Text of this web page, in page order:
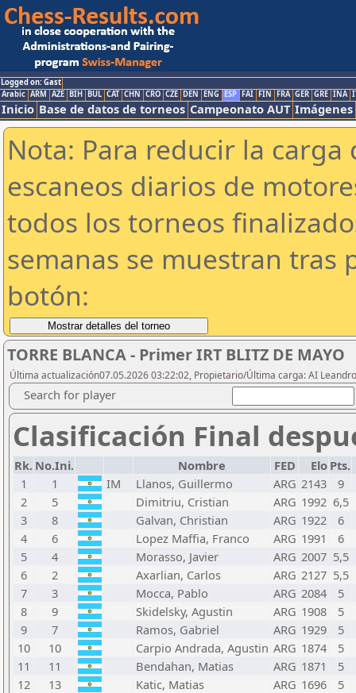
Logged on: Gast
Arabic ARM AZE BIH BUL CAT CHN CRO CZE DEN ENG ESP FAI FIN FRA GER GRE INA
Inicio Base de datos de torneos Campeonato AUT Imágenes
Nota: Para reducir la
escaneos diarios de
todos los torneos
semanas se muestran tras
botón:
TORRE BLANCA - Primer IRT BLITZ DE MAYO
Última actualización07.05.2026 03:22:02, Propietario/Última carga: AI
Search for player
Clasificación Final
Rk. No.Ini. Nombre FED Elo Pts.
1
1 IM Llanos, Guillermo ARG 2143
9
2
5 Dimitriu, Cristian ARG 1992 6,5
3
8 Galvan, Christian ARG 1922
6
4
6 Lopez Maffia, Franco ARG 1991
6
5
4 Morasso, Javier ARG 2007 5,5
6
2 Axarlian, Carlos ARG 2127 5,5
7
3 Mocca, Pablo ARG 2084
5
8
9 Skidelsky, Agustin ARG 1908
5
9
7 Ramos, Gabriel ARG 1929
5
10
10 Carpio Andrada, Agustin ARG 1874
5
11
11 Bendahan, Matias ARG 1871
5
12
13 Katic, Matias ARG 1696
5